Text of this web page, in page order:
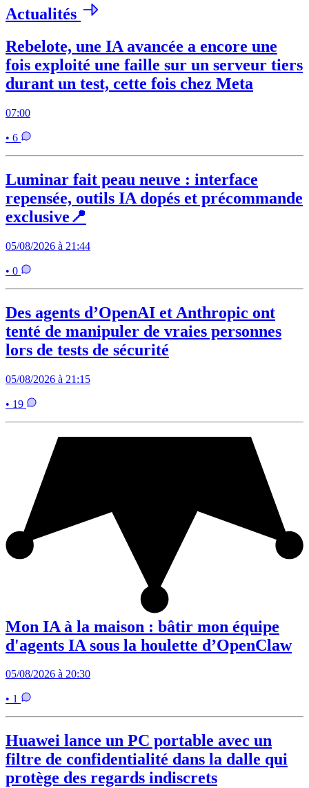
Actualités
Rebelote, une IA avancée a encore une
fois exploité une faille sur un serveur tiers
durant un test, cette fois chez Meta
07:00
• 6
Luminar fait peau neuve : interface
repensée, outils IA dopés et précommande
exclusive📍
05/08/2026 à 21:44
• 0
Des agents d’OpenAI et Anthropic ont
tenté de manipuler de vraies personnes
lors de tests de sécurité
05/08/2026 à 21:15
• 19
Mon IA à la maison : bâtir mon équipe
d'agents IA sous la houlette d’OpenClaw
05/08/2026 à 20:30
• 1
Huawei lance un PC portable avec un
filtre de confidentialité dans la dalle qui
protège des regards indiscrets